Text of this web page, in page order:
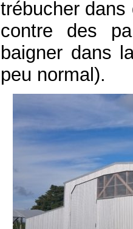
trébucher
contre des
baigner dans
peu normal).